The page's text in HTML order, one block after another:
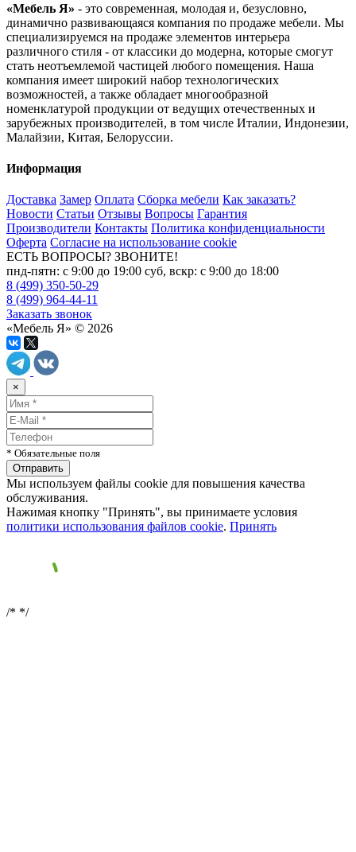
«Мебель Я» - это современная, молодая и, безусловно,
динамично развивающаяся компания по продаже мебели. Мы
специализируемся на продаже элементов интерьера
различного стиля - от классики до модерна, которые смогут
стать неотъемлемой частицей любого помещения. Наша
компания имеет широкий набор технологических
возможностей, а также обладает многообразной
номенклатурой продукции от ведущих отечественных и
зарубежных производителей, в том числе Италии, Индонезии,
Малайзии, Китая, Белоруссии.
Информация
Доставка Замер Оплата Сборка мебели Как заказать?
Новости Статьи Отзывы Вопросы Гарантия
Производители Контакты Политика конфиденциальности
Оферта Согласие на использование cookie
ЕСТЬ ВОПРОСЫ? ЗВОНИТЕ!
пнд-пятн: с 9:00 до 19:00 суб, вскр: с 9:00 до 18:00
8 (499) 350-50-29
8 (499) 964-44-11
Заказать звонок
«Мебель Я» © 2026
×
* Обязательные поля
Мы используем файлы cookie для повышения качества
обслуживания.
Нажимая кнопку "Принять", вы принимаете условия
политики использования файлов cookie. Принять
/* */